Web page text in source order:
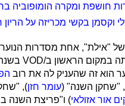
חושפת ומקרה הומופוביה
וקסמן בקשי מכריזה על הריון
"אילת", אחת מסדרות הנוער
הוא זה שהעניק לה את רוב
"שחקן השנה" (עומר חזן),
אור אזולאי) ו"פריצת השנה